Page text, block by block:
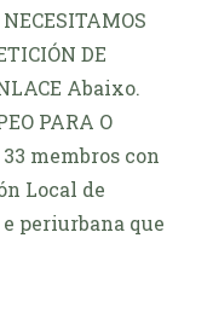
DE
Abaixo.
PARA O
33 membros con
Local de
periurbana que